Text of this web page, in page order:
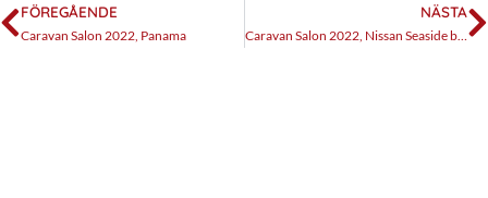
FÖREGÅENDE
Caravan Salon 2022, Panama
NÄSTA
Caravan Salon 2022, Nissan Seaside by Dethleffs